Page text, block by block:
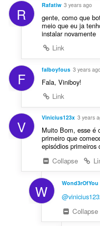
R Rafatiw 3 years ago
gente, como que
meio que eu ja
instalar novamente
Link
F falboyfous 3 years
Fala, Viniboy!
Link
V Vinicius123x 3 years
Muito Bom, esse é
primeiro que
episódios primeiros
Collapse
W Wond3rOfYou
Collapse